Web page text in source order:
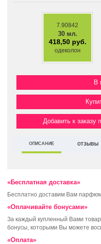
7.90842
30 мл.
418,50 руб.
одеколон
Добавить к заказу
ОПИСАНИЕ ОТЗЫВЫ
«Бесплатная доставка»
Бесплатно доставим Вам
«Оплачивайте бонусами»
За каждый купленный Вами
бонусы, которыми Вы можете
«Оплата»